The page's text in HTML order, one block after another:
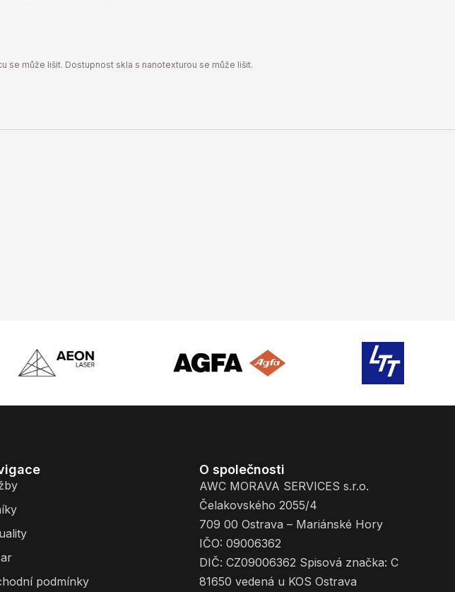
se může lišit. Dostupnost skla s nanotexturou se může lišit.
podmínky
O společnosti
AWC MORAVA SERVICES s.r.o.
Čelakovského 2055/4
709 00 Ostrava – Mariánské Hory
IČO: 09006362
DIČ: CZ09006362 Spisová značka: C
81650 vedená u KOS Ostrava